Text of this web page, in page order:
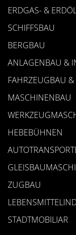
ERDGAS- &
SCHIFFSBAU
BERGBAU
ANLAGENBAU &
FAHRZEUGBAU
MASCHINENBAU
HEBEBÜHNEN
ZUGBAU
STADTMOBILIAR